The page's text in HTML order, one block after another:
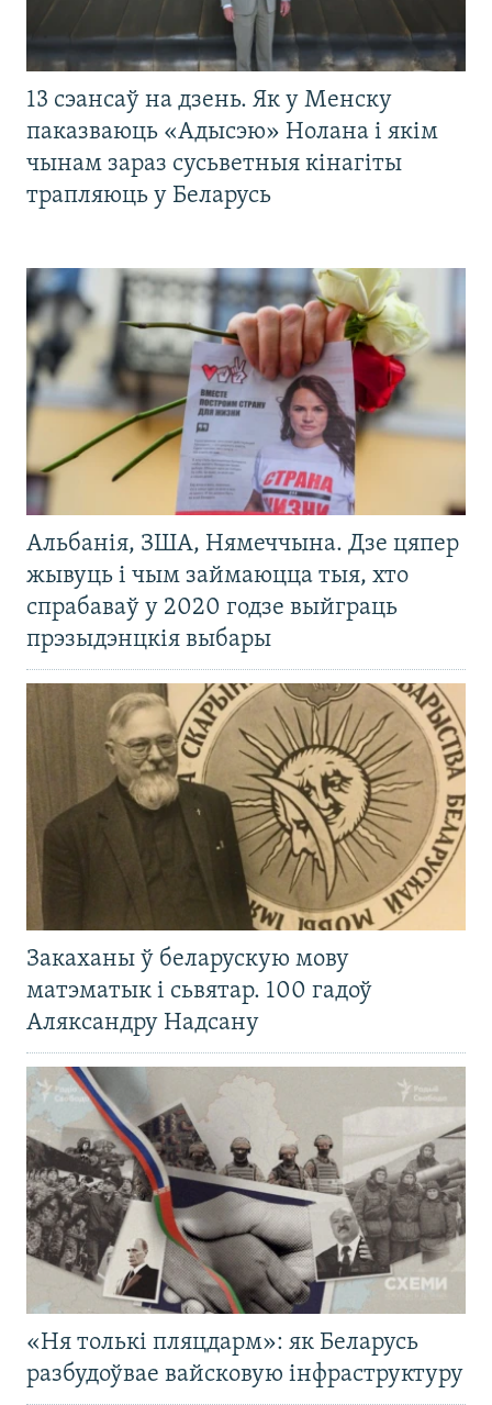
13 сэансаў на дзень. Як у Менску
паказваюць «Адысэю» Нолана і якім
чынам зараз сусьветныя кінагіты
трапляюць у Беларусь
Альбанія, ЗША, Нямеччына. Дзе цяпер
жывуць і чым займаюцца тыя, хто
спрабаваў у 2020 годзе выйграць
прэзыдэнцкія выбары
Закаханы ў беларускую мову
матэматык і сьвятар. 100 гадоў
Аляксандру Надсану
«Ня толькі пляцдарм»: як Беларусь
разбудоўвае вайсковую інфраструктуру